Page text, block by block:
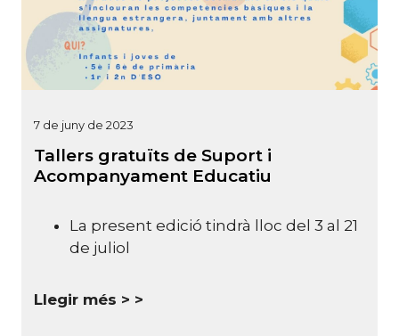
7 de juny de 2023
Tallers gratuïts de Suport i
Acompanyament Educatiu
La present edició tindrà lloc del 3 al 21
de juliol
Llegir més >